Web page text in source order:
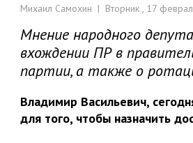
Михаил Самохин | Вторник , 17
Мнение народного
вхождении ПР в
партии, а также о
Владимир Васильевич,
для того, чтобы назначить